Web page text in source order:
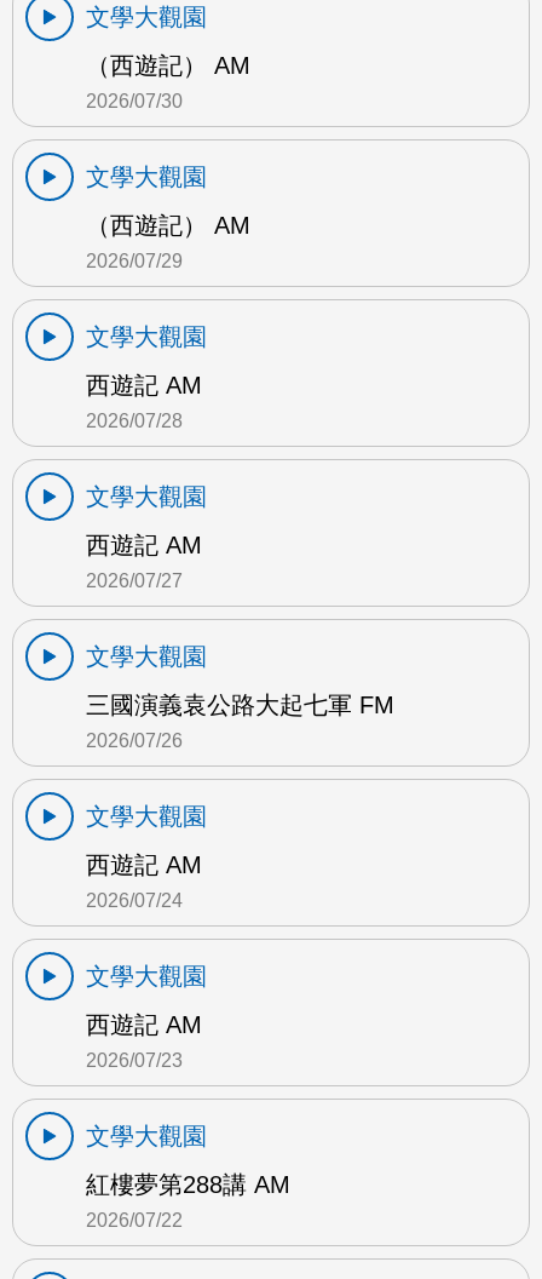
文學大觀園
（西遊記） AM
2026/07/30
文學大觀園
（西遊記） AM
2026/07/29
文學大觀園
西遊記 AM
2026/07/28
文學大觀園
西遊記 AM
2026/07/27
文學大觀園
三國演義袁公路大起七軍 FM
2026/07/26
文學大觀園
西遊記 AM
2026/07/24
文學大觀園
西遊記 AM
2026/07/23
文學大觀園
紅樓夢第288講 AM
2026/07/22